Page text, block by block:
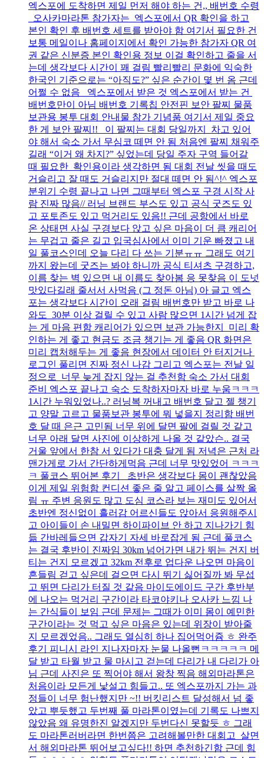
엑스포에 도착하면 제일 먼저 해야 하는 건,, 배번호 수령
오사카마라톤 참가자는 엑스포에서 QR 확인을 하고
본인 확인 후 배번호 세트를 받아야 함 여기서 필요한 건
보통 메일이나 홈페이지에서 확인 가능한 참가자 QR 여
권 같은 신분증 본인 확인용 정보 이걸 확인하고 줄을 서
는데 생각보다 시간이 꽤 걸림 빨리빨리 문화에 익숙한
한국인 기준으로는 “아직도?” 싶은 순간이 몇 번 옴 근데
어쩔 수 없음 엑스포에서 받은 것 엑스포에서 받는 건
배번호만이 아님 배번호 기록칩 안전핀 보안 팔찌 물품
보관용 봉투 대회 안내물 참가 기념품 여기서 제일 중요
한 게 보안 팔찌!! 이 팔찌는 대회 당일까지 차고 있어
야 해서 숙소 가서 무심코 떼면 안 됨 처음엔 팔찌 채워주
길래 “이거 왜 차지?” 싶었는데 당일 주자 구역 들어갈
때 필요한 확인용이라 생각하면 됨 대회 전날 씻을 때도
거슬리고 잘 때도 거슬리지만 절대 떼면 안 됨^!^ 엑스포
분위기 수령 끝나고 나면 그때부터 엑스포 구경 시작 사
람 진짜 많음// 러닝 브랜드 부스도 있고 공식 굿즈도 있
고 포토존도 있고 먹거리도 있음!! 근데 공항에서 바로
온 상태면 사실 구경보다 앉고 싶은 마음이 더 큼 캐리어
는 무겁고 줄은 길고 입국심사에서 이미 기운 빠졌고 내
일 풀코스인데 오늘 다리 다 쓰는 기분ㅠㅠ 그래도 여기
까지 왔는데 굿즈는 봐야 하니까 공식 티셔츠 구경하고,
이름 찾는 벽 있으면 내 이름도 찾아봄 응 못찾음 이 도넛
맛있다길래 줄서서 사먹음 (그 정돈 아님) 아 글고 엑스
포는 생각보다 시간이 오래 걸림 배번호만 받고 바로 나
와도 30분 이상 걸릴 수 있고 사람 많으면 1시간 넘게 잡
는 게 마음 편함 캐리어가 있으면 보관 가능한지 미리 확
인하는 게 좋고 현금도 조금 챙기는 게 좋음 QR 화면은
미리 캡처해두는 게 좋음 현장에서 데이터 안 터지거나
로그인 풀리면 진짜 정신 나감 그리고 엑스포는 전날 일
정으로 너무 늦게 잡지 않는 걸 추천함 숙소 가서 대회
준비 엑스포 끝나고 숙소 도착하자마자 바로 누움ㅋㅋㅋ
1시간 누워있었나..? 러닝복 꺼내고 배번호 달고 젤 챙기
고 양말 고르고 물품보관 봉투에 뭐 넣을지 정리함 배번
호 달 때 은근 고민됨 너무 위에 달면 팔에 걸릴 것 같고
너무 아래 달면 사진에 이상하게 나올 것 같았슨.. 결국
거울 앞에서 한참 서 있다가 대충 달게 됨 저녁은 근처 라
맨가게로 가서 간단하게먹음 근데 너무 맛있었어 ㅋㅋㅋ
ㅋ 풀코스 뛰어본 후기 초반은 생각보다 몸이 괜찮았음
이게 제일 위험함 컨디션 좋은 줄 알고 페이스를 살짝 올
림 ㅠ 주변 응원도 많고 도심 코스라 보는 재미도 있어서
초반엔 정신없이 흘러감 어르신들도 앉아서 응원해주시
고 아이들이 손 내밀면 하이파이브 안 하고 지나가기 힘
듦 간바레들으면 갑자기 자세 바로잡게 됨 근데 풀코스
는 결국 후반이 진짜임 30km 넘어가면 내가 뛰는 건지 버
티는 건지 모르겠고 32km 전후로 업다운 나오면 마음이
흔들림 걷고 싶은데 걸으면 다시 뛰기 싫어질까 봐 무섭
고 뛰면 다리가 터질 것 같음 마이도에이드 구간 후반부
에 나오는 먹거리 구간이라 타코야키나 오사카 느낌 나
는 간식들이 보임 근데 문제는 그때가 이미 몸이 예민한
구간이라는 것 먹고 싶은 마음은 있는데 위장이 받아줄
지 모르겠었음.. 그래도 열심히 하나 집어먹어쥼 ㅎ 완주
후기 피니시 라인 지나자마자 눈물 나올뻔ㅋㅋㅋㅋㅋ 메
달 받고 타월 받고 물 마시고 걷는데 다리가 내 다리가 아
님 근데 사진은 또 찍어야 해서 왕창 찍음 해외마라톤은
처음이라 모든게 낯설고 힘들고.. 또 엑스포까지 가는 과
정들이 너무 험난했지만 ~!! 버킷리스트 달성해서 넘 좋
았고 뿌듯했고 두번째 풀 마라톤이였는데 기록도 나쁘지
않았음 왜 유명한진 알겠지만 두번다신 못할듯 ㅎ 그래
도 마라톤러버라면 한번쯤은 고려해볼만한 대회고 살면
서 해외마라톤 뛰어보고싶다!! 하면 추천하긴함 근데 힘